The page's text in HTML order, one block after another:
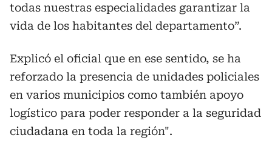
todas nuestras especialidades garantizar la
vida de los habitantes del departamento”.
Explicó el oficial que en ese sentido, se ha
reforzado la presencia de unidades policiales
en varios municipios como también apoyo
logístico para poder responder a la seguridad
ciudadana en toda la región".